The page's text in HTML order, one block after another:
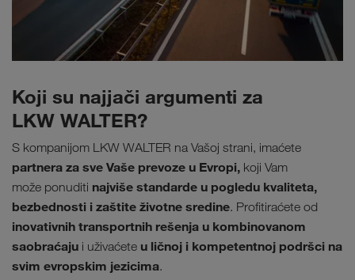
Koji su najjači argumenti za
LKW WALTER?
S kompanijom LKW WALTER na Vašoj strani, imaćete
partnera za sve Vaše prevoze u Evropi, koji Vam
može ponuditi najviše standarde u pogledu kvaliteta,
bezbednosti i zaštite životne sredine. Profitiraćete od
inovativnih transportnih rešenja u kombinovanom
saobraćaju i uživaćete u ličnoj i kompetentnoj podršci na
svim evropskim jezicima.